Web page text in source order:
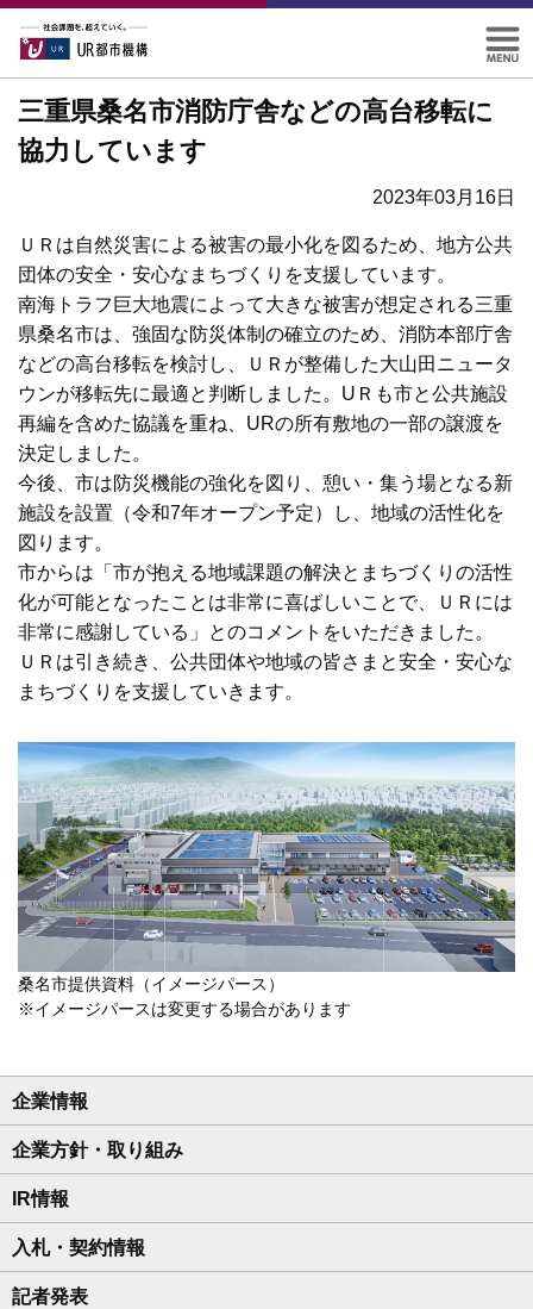
三重県桑名市消防庁舎などの高台移転に
協力しています
2023年03月16日
ＵＲは自然災害による被害の最小化を図るため、地方公共
団体の安全・安心なまちづくりを支援しています。
南海トラフ巨大地震によって大きな被害が想定される三重
県桑名市は、強固な防災体制の確立のため、消防本部庁舎
などの高台移転を検討し、ＵＲが整備した大山田ニュータ
ウンが移転先に最適と判断しました。UＲも市と公共施設
再編を含めた協議を重ね、URの所有敷地の一部の譲渡を
決定しました。
今後、市は防災機能の強化を図り、憩い・集う場となる新
施設を設置（令和7年オープン予定）し、地域の活性化を
図ります。
市からは「市が抱える地域課題の解決とまちづくりの活性
化が可能となったことは非常に喜ばしいことで、ＵＲには
非常に感謝している」とのコメントをいただきました。
ＵＲは引き続き、公共団体や地域の皆さまと安全・安心な
まちづくりを支援していきます。
桑名市提供資料（イメージパース）
※イメージパースは変更する場合があります
企業情報
企業方針・取り組み
IR情報
入札・契約情報
記者発表